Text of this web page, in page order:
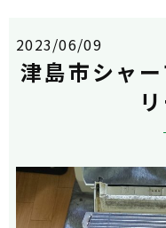
2023/06/09
津島市シャ